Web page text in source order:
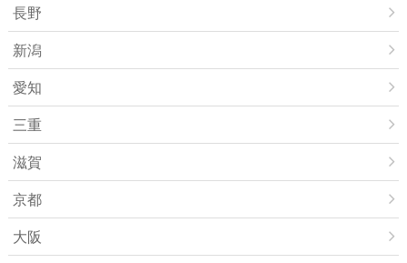
長野
新潟
愛知
三重
滋賀
京都
大阪